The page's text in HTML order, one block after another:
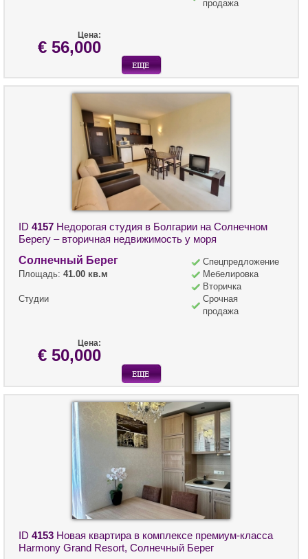
продажа
Цена:
€ 56,000
ID 4157 Недорогая студия в Болгарии на Солнечном
Берегу – вторичная недвижимость у моря
Солнечный Берег
Площадь: 41.00 кв.м
Студии
Спецпредложение
Мебелировка
Вторичка
Срочная
продажа
Цена:
€ 50,000
ID 4153 Новая квартира в комплексе премиум-класса
Harmony Grand Resort, Солнечный Берег